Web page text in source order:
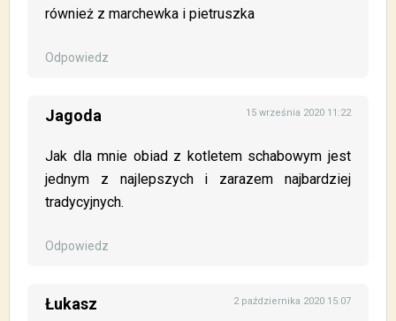
również z marchewka i pietruszka
Odpowiedz
Jagoda 15 września 2020 11:22
Jak dla mnie obiad z kotletem schabowym jest
jednym z najlepszych i zarazem najbardziej
tradycyjnych.
Odpowiedz
Łukasz 2 października 2020 15:07